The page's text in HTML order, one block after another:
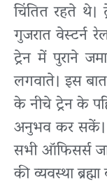
चिंतित रहते
गुजरात वेस्टर्न
ट्रेन में पुराने
लगवाते। इस
के नीचे ट्रेन के
अनुभव कर सकें।
सभी ऑफिसर्स
की व्यवस्था